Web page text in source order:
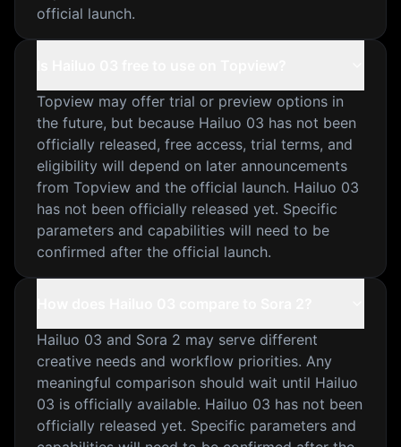
official launch.
Topview may offer trial or preview options in
the future, but because Hailuo 03 has not been
officially released, free access, trial terms, and
eligibility will depend on later announcements
from Topview and the official launch. Hailuo 03
has not been officially released yet. Specific
parameters and capabilities will need to be
confirmed after the official launch.
Hailuo 03 and Sora 2 may serve different
creative needs and workflow priorities. Any
meaningful comparison should wait until Hailuo
03 is officially available. Hailuo 03 has not been
officially released yet. Specific parameters and